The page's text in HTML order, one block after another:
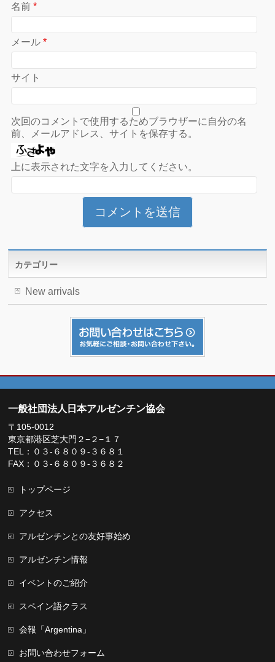
名前*
メール*
サイト
次回のコメントで使用するためブラウザーに自分の名
前、メールアドレス、サイトを保存する。
上に表示された文字を入力してください。
カテゴリー
New arrivals
一般社団法人日本アルゼンチン協会
〒105-0012
東京都港区芝大門２−２−１７
TEL：０３-６８０９-３６８１
FAX：０３-６８０９-３６８２
トップページ
アクセス
アルゼンチンとの友好事始め
アルゼンチン情報
イベントのご紹介
スペイン語クラス
会報「Argentina」
お問い合わせフォーム